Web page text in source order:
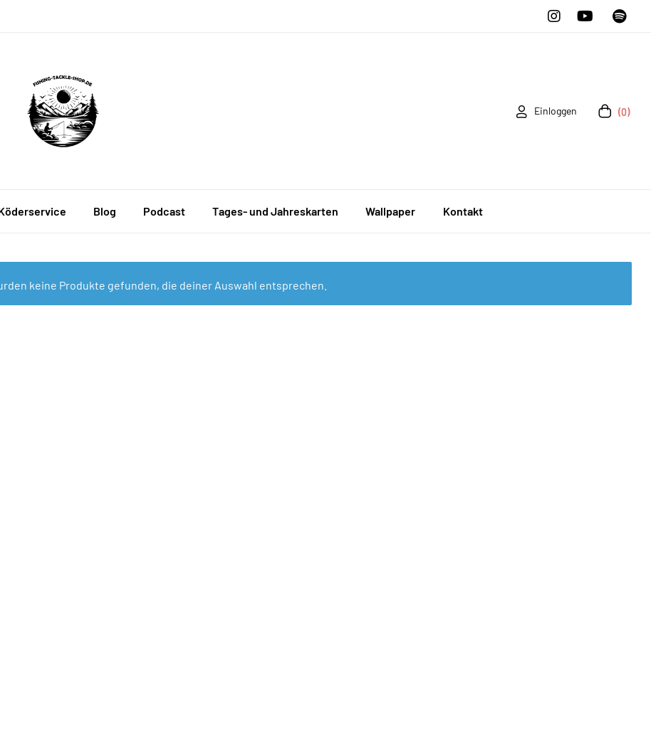
Einloggen (0)
Blog Podcast Tages- und Jahreskarten Wallpaper Kontakt
keine Produkte gefunden, die deiner Auswahl entsprechen.